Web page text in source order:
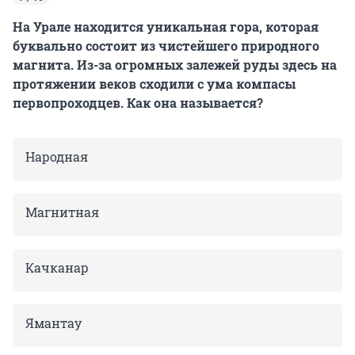
На Урале находится уникальная гора, которая
буквально состоит из чистейшего природного
магнита. Из-за огромных залежей руды здесь на
протяжении веков сходили с ума компасы
первопроходцев. Как она называется?
Народная
Магнитная
Качканар
Ямантау